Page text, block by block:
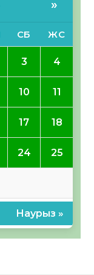
»
СБ ЖС
3 4
10 11
17 18
24 25
Наурыз »